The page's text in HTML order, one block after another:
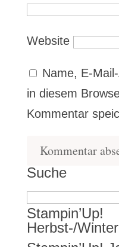
Website
Name, E-
in diesem
Kommentar
Suche
Suchen
nach:
Stampin’Up!
Herbst-/